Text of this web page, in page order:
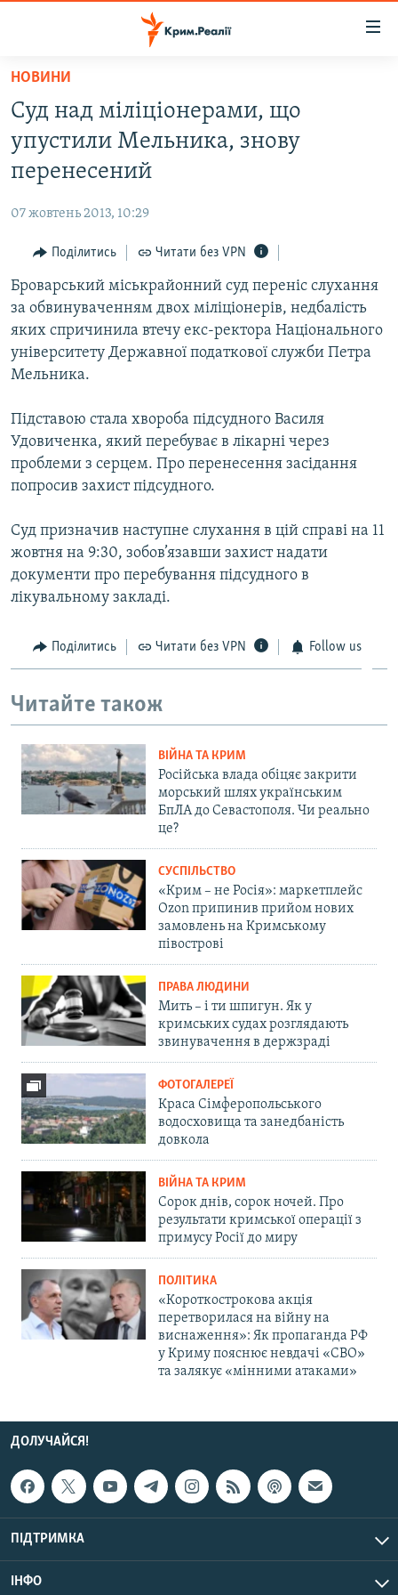
Перейти
основного
матеріалу
Перейти
до
основної
Перейти
пошуку
ВОДА.КРИМ
ВІДЕО ТА ФОТО
БЛОГИ
ПОГЛЯД
ІНТЕРВ'Ю
ВСЕ ЗА ДЕНЬ
СПЕЦПРОЕКТИ
ДЕПОРТАЦІЯ
ВІДЕОУРОКИ «ELIFBE»
СВІДЧЕННЯ ОКУПАЦІЇ
УКРАЇНСЬКА ПРОБЛЕМА КРИМУ
ЯК ОБІЙТИ БЛОКУВАННЯ
Русский
Qırımtatar
Усі сайти RFE/RL
НОВИНИ
Суд над міліціонерами, що
упустили Мельника, знову
перенесений
07 жовтень 2013, 10:29
Поділитись Читати без VPN
Броварський міськрайонний суд переніс слухання
за обвинуваченням двох міліціонерів, недбалість
яких спричинила втечу екс-ректора Національного
університету Державної податкової служби Петра
Мельника.
Підставою стала хвороба підсудного Василя
Удовиченка, який перебуває в лікарні через
проблеми з серцем. Про перенесення засідання
попросив захист підсудного.
Суд призначив наступне слухання в цій справі на 11
жовтня на 9:30, зобов’язавши захист надати
документи про перебування підсудного в
лікувальному закладі.
Поділитись Читати без VPN Follow us
Читайте також
ВІЙНА ТА КРИМ
Російська влада обіцяє закрити
морський шлях українським
БпЛА до Севастополя. Чи реально
це?
СУСПІЛЬСТВО
«Крим – не Росія»: маркетплейс
Ozon припинив прийом нових
замовлень на Кримському
півострові
ПРАВА ЛЮДИНИ
Мить – і ти шпигун. Як у
кримських судах розглядають
звинувачення в держзраді
ФОТОГАЛЕРЕЇ
Краса Сімферопольського
водосховища та занедбаність
довкола
ВІЙНА ТА КРИМ
Сорок днів, сорок ночей. Про
результати кримської операції з
примусу Росії до миру
ПОЛІТИКА
«Короткострокова акція
перетворилася на війну на
виснаження»: Як пропаганда РФ
у Криму пояснює невдачі «СВО»
та залякує «мінними атаками»
ДОЛУЧАЙСЯ!
ПІДТРИМКА
ІНФО